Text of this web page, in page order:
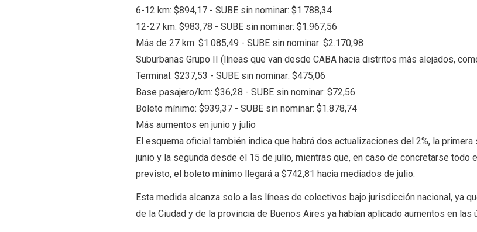
6-12 km: $894,17 - SUBE sin nominar: $1.788,34
12-27 km: $983,78 - SUBE sin nominar: $1.967,56
Más de 27 km: $1.085,49 - SUBE sin nominar: $2.170,98
Suburbanas Grupo II (líneas que van desde CABA hacia distritos más alejados,
Terminal: $237,53 - SUBE sin nominar: $475,06
Base pasajero/km: $36,28 - SUBE sin nominar: $72,56
Boleto mínimo: $939,37 - SUBE sin nominar: $1.878,74
Más aumentos en junio y julio
El esquema oficial también indica que habrá dos actualizaciones del 2%, la
junio y la segunda desde el 15 de julio, mientras que, en caso de concretarse todo
previsto, el boleto mínimo llegará a $742,81 hacia mediados de julio.
Esta medida alcanza solo a las líneas de colectivos bajo jurisdicción nacional, ya
de la Ciudad y de la provincia de Buenos Aires ya habían aplicado aumentos en las